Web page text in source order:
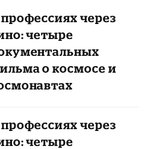
через
четыре
о космосе и
через
четыре